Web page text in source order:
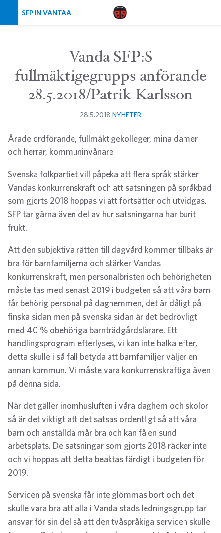
SFP IN VANTAA
Vanda SFP:S
fullmäktigegrupps anförande
28.5.2018/Patrik Karlsson
28.5.2018 NYHETER
Ärade ordförande, fullmäktigekolleger, mina damer
och herrar, kommuninvånare
Svenska folkpartiet vill påpeka att flera språk stärker
Vandas konkurrenskraft och att satsningen på språkbad
som gjorts 2018 hoppas vi att fortsätter och utvidgas.
SFP tar gärna även del av hur satsningarna har burit
frukt.
Att den subjektiva rätten till dagvård kommer tillbaks är
bra för barnfamiljerna och stärker Vandas
konkurrenskraft, men personalbristen och behörigheten
måste tas med senast 2019 i budgeten så att våra barn
får behörig personal på daghemmen, det är dåligt på
finska sidan men på svenska sidan är det bedrövligt
med 40 % obehöriga barnträdgårdslärare. Ett
handlingsprogram efterlyses, vi kan inte halka efter,
detta skulle i så fall betyda att barnfamiljer väljer en
annan kommun. Vi måste vara konkurrenskraftiga även
på denna sida.
När det gäller inomhusluften i våra daghem och skolor
så är det viktigt att det satsas ordentligt så att våra
barn och anställda mår bra och kan få en sund
arbetsplats. De satsningar som gjorts 2018 räcker inte
och vi hoppas att detta beaktas färdigt i budgeten för
2019.
Servicen på svenska får inte glömmas bort och det
skulle vara bra att alla i Vanda stads ledningsgrupp tar
ansvar för sin del så att den tvåspråkiga servicen skulle